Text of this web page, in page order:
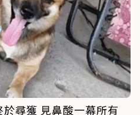
尋獲 見鼻酸一幕所有